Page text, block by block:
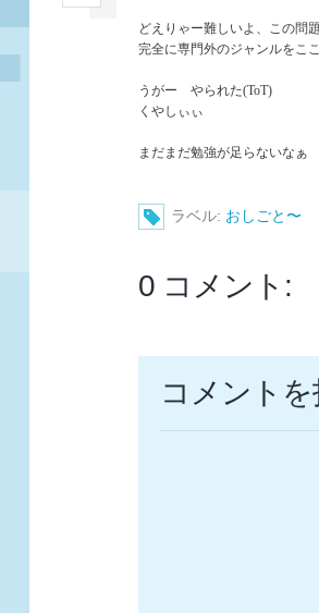
どえりゃー難しいよ、この問
完全に専門外のジャンルをこ
うがー やられた(ToT)
くやしぃぃ
まだまだ勉強が足らないな
ラベル: おしごと〜
0 コメント:
コメント